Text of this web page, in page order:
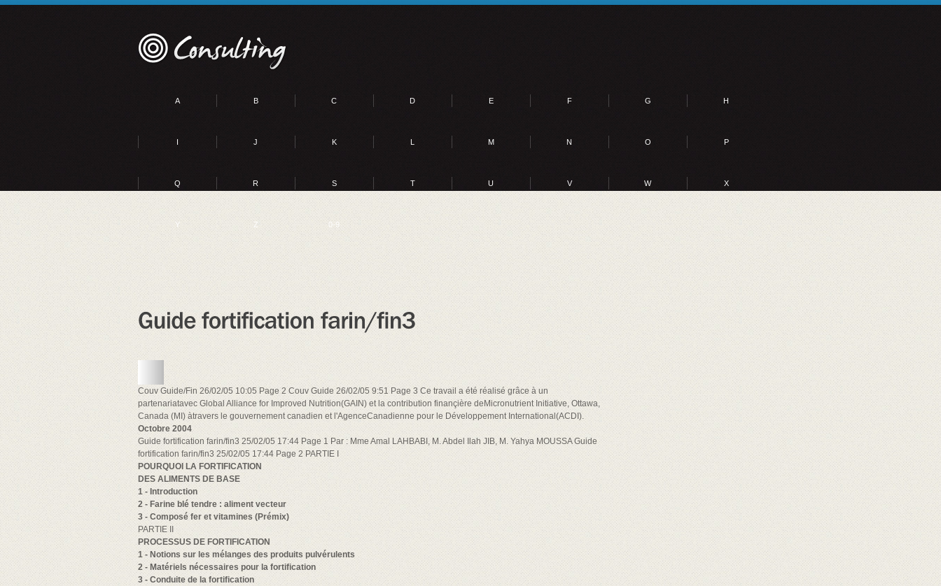
A B C D E F G H
I J K L M N O P
Q R S T U V W X
Y Z 0-9
Couv Guide/Fin 26/02/05 10:05 Page 2 Couv Guide 26/02/05 9:51 Page 3 Ce travail a été réalisé grâce à un
partenariatavec Global Alliance for Improved Nutrition(GAIN) et la contribution finançière deMicronutrient Initiative, Ottawa,
Canada (MI) àtravers le gouvernement canadien et l'AgenceCanadienne pour le Développement International(ACDI).
Octobre 2004
Guide fortification farin/fin3 25/02/05 17:44 Page 1 Par : Mme Amal LAHBABI, M. Abdel Ilah JIB, M. Yahya MOUSSA Guide
fortification farin/fin3 25/02/05 17:44 Page 2 PARTIE I
POURQUOI LA FORTIFICATION
DES ALIMENTS DE BASE
1 - Introduction
2 - Farine blé tendre : aliment vecteur
3 - Composé fer et vitamines (Prémix)
PARTIE II
PROCESSUS DE FORTIFICATION
1 - Notions sur les mélanges des produits pulvérulents
2 - Matériels nécessaires pour la fortification
3 - Conduite de la fortification